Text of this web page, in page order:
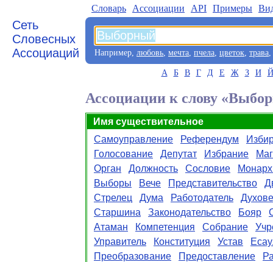
Сеть
Словесных
Ассоциаций
Словарь Aссоциации API Примеры
Например, любовь, мечта, пчела, цветок, трава,
А Б В Г Д Е Ж З И Й
Ассоциации к слову
Имя существительное
Самоуправление
Референдум
Голосование
Депутат Избрание
Орган
Должность Сословие
Выборы
Вече Представительство
Стрелец
Дума Работодатель
Старшина
Законодательство Бояр
Атаман
Компетенция Собрание
Управитель
Конституция Устав
Преобразование
Предоставление